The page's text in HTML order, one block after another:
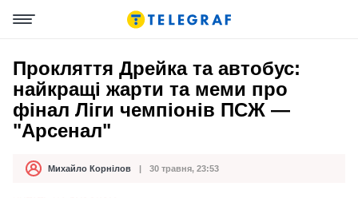
Прокляття Дрейка та автобус:
найкращі жарти та меми про
фінал Ліги чемпіонів ПСЖ —
"Арсенал"
АвторМихайло Корнілов
Дата публікації 30 травня, 23:53